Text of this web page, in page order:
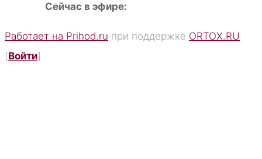
Сейчас в эфире:
Работает на Prihod.ru при поддержке ORTOX.RU
[Войти]